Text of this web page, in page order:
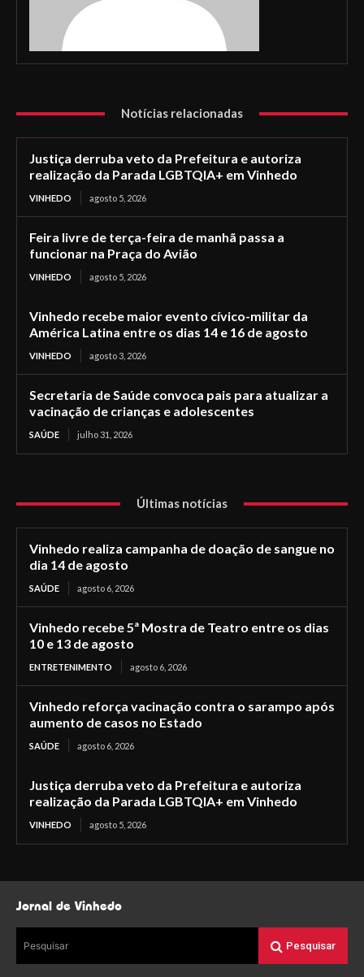
Notícias relacionadas
Justiça derruba veto da Prefeitura e autoriza
realização da Parada LGBTQIA+ em Vinhedo
VINHEDO agosto 5, 2026
Feira livre de terça-feira de manhã passa a
funcionar na Praça do Avião
VINHEDO agosto 5, 2026
Vinhedo recebe maior evento cívico-militar da
América Latina entre os dias 14 e 16 de agosto
VINHEDO agosto 3, 2026
Secretaria de Saúde convoca pais para atualizar a
vacinação de crianças e adolescentes
SAÚDE julho 31, 2026
Últimas notícias
Vinhedo realiza campanha de doação de sangue no
dia 14 de agosto
SAÚDE agosto 6, 2026
Vinhedo recebe 5ª Mostra de Teatro entre os dias
10 e 13 de agosto
ENTRETENIMENTO agosto 6, 2026
Vinhedo reforça vacinação contra o sarampo após
aumento de casos no Estado
SAÚDE agosto 6, 2026
Justiça derruba veto da Prefeitura e autoriza
realização da Parada LGBTQIA+ em Vinhedo
VINHEDO agosto 5, 2026
Jornal de Vinhedo
Pesquisar Pesquisar